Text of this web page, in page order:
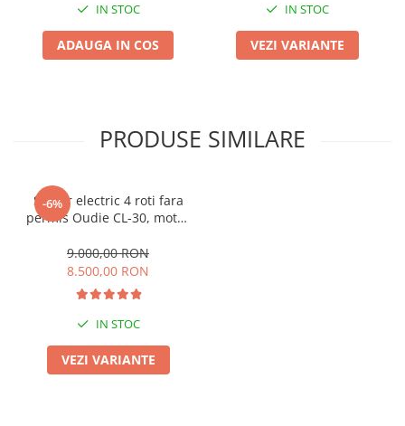
Piese de schimb Arora
Piese scutere universale
Cauciuc Scuter Electric
Incarcator Scuter Electric
Acceleratie Scuter Electric
Camera Scuter Electric
IN STOC
ADAUGA IN COS
IN STOC
VEZI VARIANTE
PRODUSE SIMILARE
-6%
Scuter electric 4 roti fara
permis Oudie CL-30, motor
viteza 25km/h, autonomie
aprox 50km
9.000,00 RON
8.500,00 RON
IN STOC
VEZI VARIANTE